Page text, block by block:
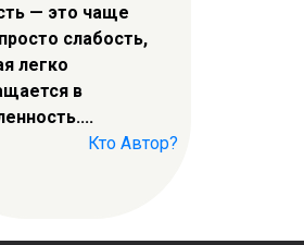
— это чаще
слабость,
легко
в
Кто Автор?